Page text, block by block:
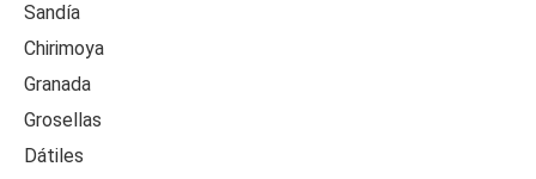
Sandía
Chirimoya
Granada
Grosellas
Dátiles